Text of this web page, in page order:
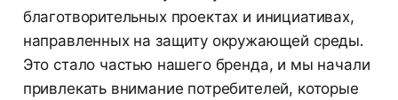
благотворительных проектах и инициативах,
направленных на защиту окружающей среды.
Это стало частью нашего бренда, и мы начали
привлекать внимание потребителей, которые